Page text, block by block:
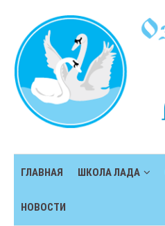
ГЛАВНАЯ ШКОЛА ЛАДА
НОВОСТИ